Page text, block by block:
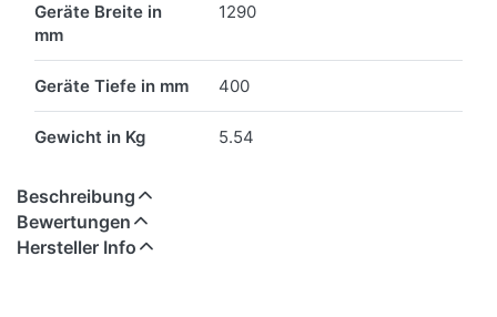
Geräte Breite in
mm
1290
Geräte Tiefe in mm 400
Gewicht in Kg 5.54
Beschreibung
Bewertungen
Hersteller Info